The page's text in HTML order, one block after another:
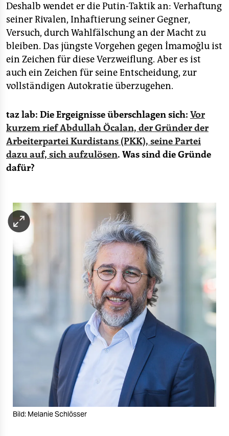
Deshalb wendet er die Putin-Taktik an: Verhaftung
seiner Rivalen, Inhaftierung seiner Gegner,
Versuch, durch Wahlfälschung an der Macht zu
bleiben. Das jüngste Vorgehen gegen İmamoğlu ist
ein Zeichen für diese Verzweiflung. Aber es ist
auch ein Zeichen für seine Entscheidung, zur
vollständigen Autokratie überzugehen.
taz lab: Die Ergeignisse überschlagen sich: Vor
kurzem rief Abdullah Öcalan, der Gründer der
Arbeiterpartei Kurdistans (PKK), seine Partei
dazu auf, sich aufzulösen. Was sind die Gründe
dafür?
Bild: Melanie Schlösser